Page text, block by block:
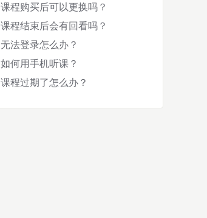
课程购买后可以更换吗？
课程结束后会有回看吗？
无法登录怎么办？
如何用手机听课？
课程过期了怎么办？